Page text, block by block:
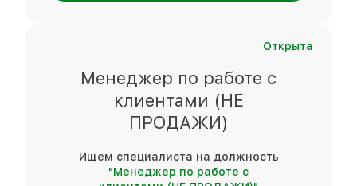
Открыта
Менеджер по работе с
клиентами (НЕ
ПРОДАЖИ)
Ищем специалиста на должность
"Менеджер по работе с